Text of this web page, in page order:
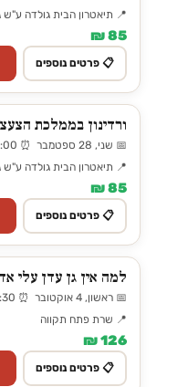
📍 תיאטרון הבית גולדה ע"ש
85 ₪
📋 פרטים נוספים
ורדינון בממלכת
📅 שני, 28 ספטמבר ⏰ 11:00
📍 תיאטרון הבית גולדה ע"ש
85 ₪
📋 פרטים נוספים
למה אין גן עדן עלי
📅 ראשון, 4 אוקטובר ⏰ 19:30
📍 שרת פתח תקווה
126 ₪
📋 פרטים נוספים